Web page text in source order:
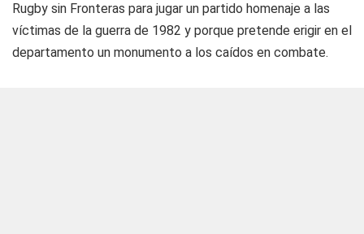
Rugby sin Fronteras para jugar un partido homenaje a las
víctimas de la guerra de 1982 y porque pretende erigir en el
departamento un monumento a los caídos en combate.